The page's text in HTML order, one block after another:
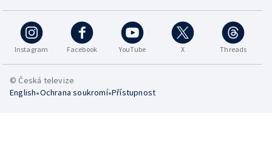
Instagram Facebook YouTube X Threads
© Česká televize
English•Ochrana soukromí•Přístupnost